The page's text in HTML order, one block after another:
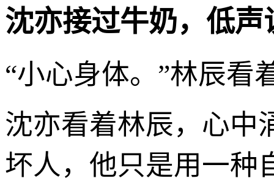
沈亦接过牛奶，低
“小心身体。”林辰看
沈亦看着林辰，心中
坏人，他只是用一种